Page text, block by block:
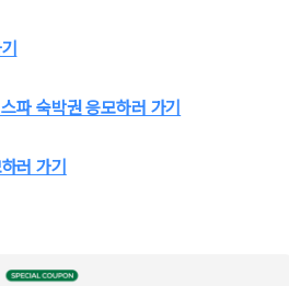
파 숙박권 응모하러 가기
러 가기